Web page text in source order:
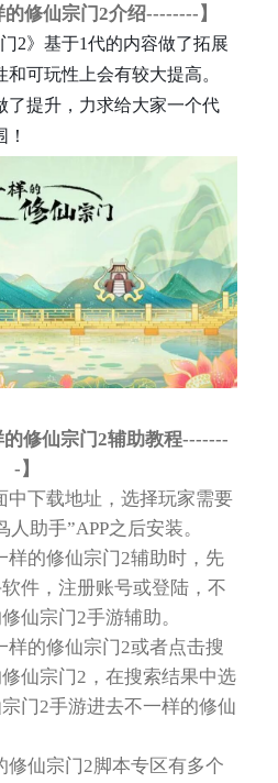
的修仙宗门2介绍--------】
2》基于1代的内容做了拓展
可玩性上会有较大提高。
了提升，力求给大家一个代
修仙宗门2辅助教程-------
- 】
中下载地址，选择玩家需要
人助手”APP之后安装。
样的修仙宗门2辅助时，先
件，注册账号或登陆，不
仙宗门2手游辅助。
样的修仙宗门2或者点击搜
仙宗门2 ，在搜索结果中选
门2手游进去不一样的修仙
修仙宗门2脚本专区有多个